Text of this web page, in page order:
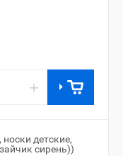
+
носки детские,
сирень))